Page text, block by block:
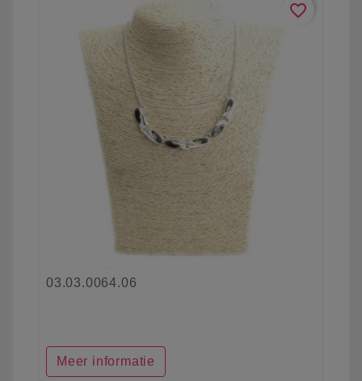
favorite_border
03.03.0064.06
Meer informatie